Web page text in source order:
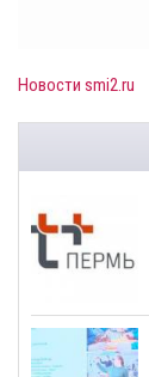
Новости smi2.ru